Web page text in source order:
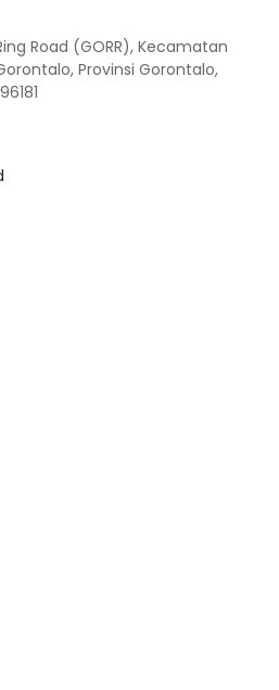
Road (GORR), Kecamatan
Provinsi Gorontalo,